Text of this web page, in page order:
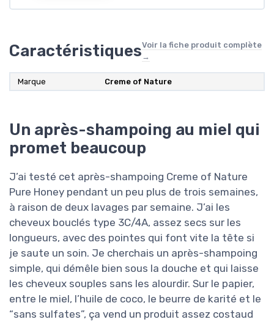
CaractéristiquesVoir la fiche produit complète
→
Marque Creme of Nature
Un après-shampoing au miel qui
promet beaucoup
J’ai testé cet après-shampoing Creme of Nature
Pure Honey pendant un peu plus de trois semaines,
à raison de deux lavages par semaine. J’ai les
cheveux bouclés type 3C/4A, assez secs sur les
longueurs, avec des pointes qui font vite la tête si
je saute un soin. Je cherchais un après-shampoing
simple, qui démêle bien sous la douche et qui laisse
les cheveux souples sans les alourdir. Sur le papier,
entre le miel, l’huile de coco, le beurre de karité et le
“sans sulfates”, ça vend un produit assez costaud